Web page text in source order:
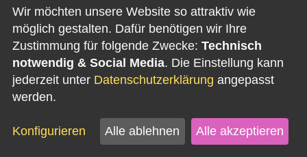
nicht angegeben
(Quelle: Serviceportal Niedersachsen /
https://service.niedersachsen.de )
Rechtsbehelf
Kinderreisepass Meldung wegen Diebstahl
Kinderreisepass Meldung wegen Verlust
nicht angegeben
Wir möchten unsere Website so attraktiv wie
möglich gestalten. Dafür benötigen wir Ihre
Zustimmung für folgende Zwecke: Technisch
notwendig & Social Media. Die Einstellung kann
jederzeit unter Datenschutzerklärung angepasst
werden.
Konfigurieren Alle ablehnen Alle akzeptieren